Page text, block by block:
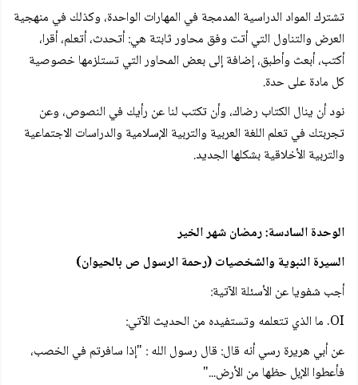
تشترك المواد الدراسية المدمجة في المهارات الواحدة، وكذلك في منهجية
العرض والتناول التي أتت وفق محاور ثابتة هي: أتحدث، أتعلم، أقرا،
أكتب، أبعث وأطبق، إضافة إلى بعض المحاور التي تستلزمها خصوصية
كل مادة على حدة.
نود أن ينال الكتاب رضاك، وأن تكتب لنا عن رأيك في النصوص، وعن
تجربتك في تعلم اللغة العربية والتربية الإسلامية والدراسات الاجتماعية
والتربية الأخلاقية بشكلها الجديد.
الوحدة السادسة: رمضان شهر الخير
السيرة النبوية والشخصيات (رحمة الرسول ص بالحيوان)
أجب شفويا عن الأسئلة الآتية:
OI. ما الذي تتعلمه وتستفيده من الحديث الآتي:
عن أبي هريرة رسي أنه قال: قال رسول الله : "إذا سافرتم في الخصب،
فأعطوا الإبل حظها من الأرض..."